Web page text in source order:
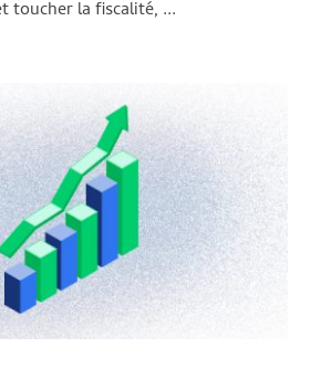
toucher la fiscalité, ...